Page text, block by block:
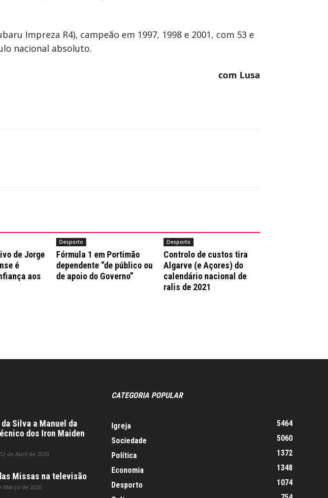
Impreza R4), campeão em 1997, 1998 e 2001, com 53 e
nacional absoluto.
com Lusa
de Jorge
é
aos
Desporto
Fórmula 1 em Portimão
dependente “de público ou
de apoio do Governo”
Desporto
Controlo de custos tira
Algarve (e Açores) do
calendário nacional de
ralis de 2021
da Silva a Manuel da
dos Iron Maiden
12 de Abril de 2020
Missas na televisão
Março de 2020
CATEGORIA POPULAR
Igreja
5464
Sociedade
5060
Política
1372
Economia
1348
Desporto
1074